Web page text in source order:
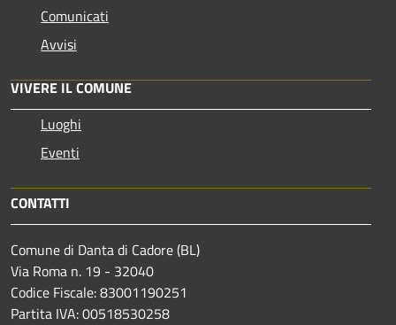
Comunicati
Avvisi
VIVERE IL COMUNE
Luoghi
Eventi
CONTATTI
Comune di Danta di Cadore (BL)
Via Roma n. 19 - 32040
Codice Fiscale: 83001190251
Partita IVA: 00518530258